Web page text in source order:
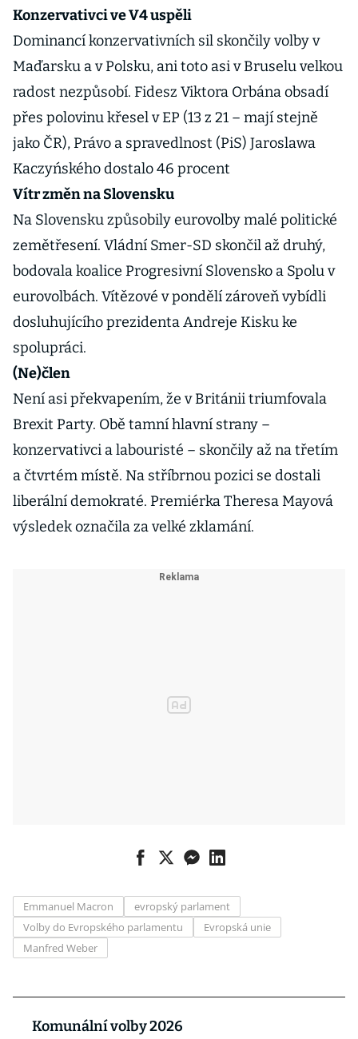
roli levicového
rebela
Konzervativci ve V4 uspěli
Dominancí konzervativních sil skončily volby v
Maďarsku a v Polsku, ani toto asi v Bruselu velkou
radost nezpůsobí. Fidesz Viktora Orbána obsadí
přes polovinu křesel v EP (13 z 21 – mají stejně
jako ČR), Právo a spravedlnost (PiS) Jaroslawa
Kaczyńského dostalo 46 procent
Vítr změn na Slovensku
Na Slovensku způsobily eurovolby malé politické
zemětřesení. Vládní Smer-SD skončil až druhý,
bodovala koalice Progresivní Slovensko a Spolu v
eurovolbách. Vítězové v pondělí zároveň vybídli
dosluhujícího prezidenta Andreje Kisku ke
spolupráci.
(Ne)člen
Není asi překvapením, že v Británii triumfovala
Brexit Party. Obě tamní hlavní strany –
konzervativci a labouristé – skončily až na třetím
a čtvrtém místě. Na stříbrnou pozici se dostali
liberální demokraté. Premiérka Theresa Mayová
výsledek označila za velké zklamání.
Emmanuel Macron
evropský parlament
Volby do Evropského parlamentu
Evropská unie
Manfred Weber
Komunální volby 2026